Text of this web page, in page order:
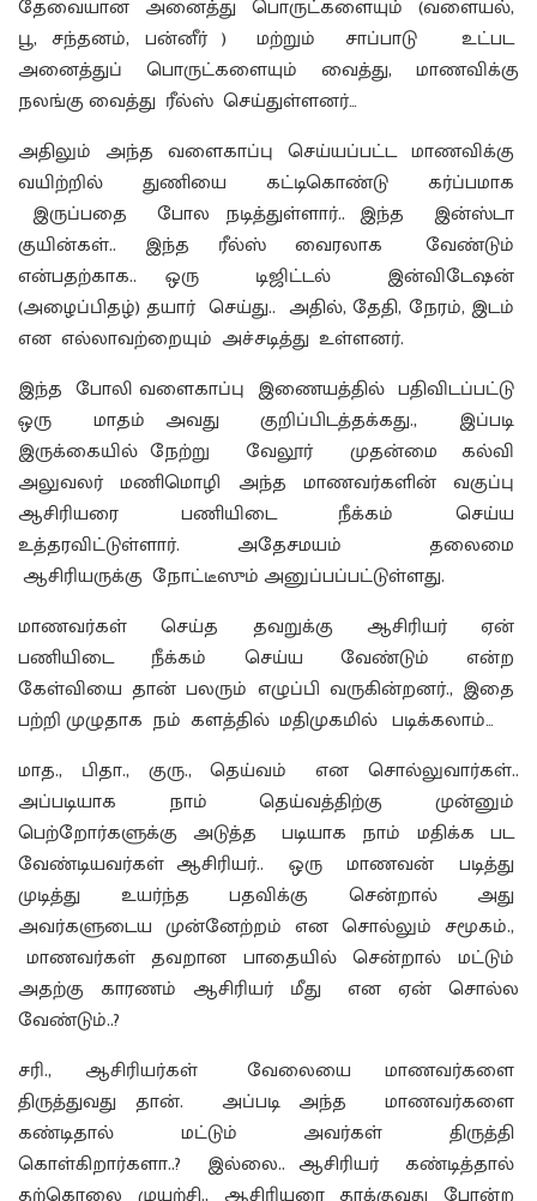
தேவையான அனைத்து பொருட்களையும் (வளையல்,
பூ, சந்தனம், பன்னீர் ) மற்றும் சாப்பாடு உட்பட
அனைத்துப் பொருட்களையும் வைத்து, மாணவிக்கு
நலங்கு வைத்து ரீல்ஸ் செய்துள்ளனர்…
அதிலும் அந்த வளைகாப்பு செய்யப்பட்ட மாணவிக்கு
வயிற்றில் துணியை கட்டிகொண்டு கர்ப்பமாக
இருப்பதை போல நடித்துள்ளார்.. இந்த இன்ஸ்டா
குயின்கள்.. இந்த ரீல்ஸ் வைரலாக வேண்டும்
என்பதற்காக.. ஒரு டிஜிட்டல் இன்விடேஷன்
(அழைப்பிதழ்) தயார் செய்து.. அதில், தேதி, நேரம், இடம்
என எல்லாவற்றையும் அச்சடித்து உள்ளனர்.
இந்த போலி வளைகாப்பு இணையத்தில் பதிவிடப்பட்டு
ஒரு மாதம் அவது குறிப்பிடத்தக்கது., இப்படி
இருக்கையில் நேற்று வேலூர் முதன்மை கல்வி
அலுவலர் மணிமொழி அந்த மாணவர்களின் வகுப்பு
ஆசிரியரை பணியிடை நீக்கம் செய்ய
உத்தரவிட்டுள்ளார். அதேசமயம் தலைமை
ஆசிரியருக்கு நோட்டீஸும் அனுப்பப்பட்டுள்ளது.
மாணவர்கள் செய்த தவறுக்கு ஆசிரியர் ஏன்
பணியிடை நீக்கம் செய்ய வேண்டும் என்ற
கேள்வியை தான் பலரும் எழுப்பி வருகின்றனர்., இதை
பற்றி முழுதாக நம் களத்தில் மதிமுகமில் படிக்கலாம்…
மாத., பிதா., குரு., தெய்வம் என சொல்லுவார்கள்..
அப்படியாக நாம் தெய்வத்திற்கு முன்னும்
பெற்றோர்களுக்கு அடுத்த படியாக நாம் மதிக்க பட
வேண்டியவர்கள் ஆசிரியர்.. ஒரு மாணவன் படித்து
முடித்து உயர்ந்த பதவிக்கு சென்றால் அது
அவர்களுடைய முன்னேற்றம் என சொல்லும் சமூகம்.,
மாணவர்கள் தவறான பாதையில் சென்றால் மட்டும்
அதற்கு காரணம் ஆசிரியர் மீது என ஏன் சொல்ல
வேண்டும்..?
சரி., ஆசிரியர்கள் வேலையை மாணவர்களை
திருத்துவது தான். அப்படி அந்த மாணவர்களை
கண்டிதால் மட்டும் அவர்கள் திருத்தி
கொள்கிறார்களா..? இல்லை.. ஆசிரியர் கண்டித்தால்